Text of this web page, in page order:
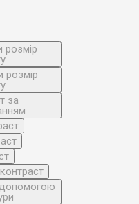
розмір
розмір
за
допомогою